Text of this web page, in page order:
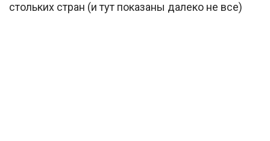
стольких стран (и тут показаны далеко не все)